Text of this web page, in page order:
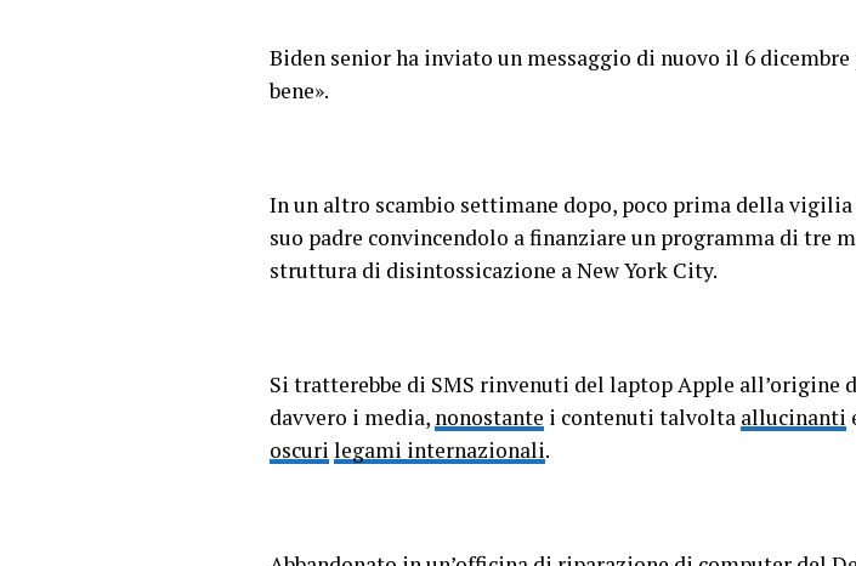
Biden senior ha inviato un messaggio di nuovo il 6
bene».
In un altro scambio settimane dopo, poco prima della
suo padre convincendolo a finanziare un programma di tre
struttura di disintossicazione a New York City.
Si tratterebbe di SMS rinvenuti del laptop Apple all’origine
davvero i media, nonostante i contenuti talvolta allucinanti
oscuri legami internazionali.